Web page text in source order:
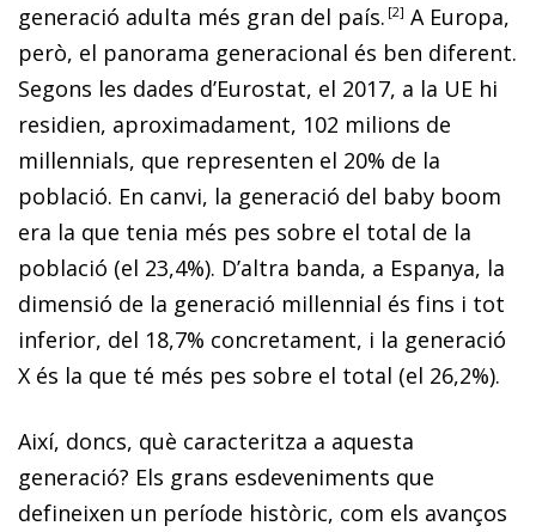
generació adulta més gran del país. 2
A Europa,
però, el panorama generacional és ben diferent.
Segons les dades d’Eurostat, el 2017, a la UE hi
residien, aproximadament, 102 milions de
millennials, que representen el 20% de la
població. En canvi, la generació del baby boom
era la que tenia més pes sobre el total de la
població (el 23,4%). D’altra banda, a Espanya, la
dimensió de la generació millennial és fins i tot
inferior, del 18,7% concretament, i la generació
X és la que té més pes sobre el total (el 26,2%).
Així, doncs, què caracteritza a aquesta
generació? Els grans esdeveniments que
defineixen un període històric, com els avanços